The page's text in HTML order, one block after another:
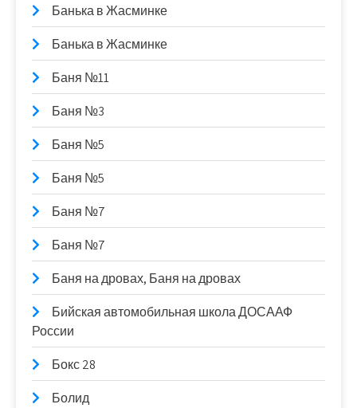
Банька в Жасминке
Банька в Жасминке
Баня №11
Баня №3
Баня №5
Баня №5
Баня №7
Баня №7
Баня на дровах, Баня на дровах
Бийская автомобильная школа ДОСААФ
России
Бокс 28
Болид